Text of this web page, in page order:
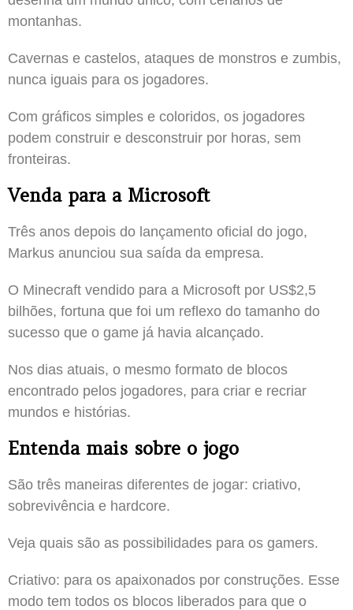
montanhas.
Cavernas e castelos, ataques de monstros e zumbis,
nunca iguais para os jogadores.
Com gráficos simples e coloridos, os jogadores
podem construir e desconstruir por horas, sem
fronteiras.
Venda para a Microsoft
Três anos depois do lançamento oficial do jogo,
Markus anunciou sua saída da empresa.
O Minecraft vendido para a Microsoft por US$2,5
bilhões, fortuna que foi um reflexo do tamanho do
sucesso que o game já havia alcançado.
Nos dias atuais, o mesmo formato de blocos
encontrado pelos jogadores, para criar e recriar
mundos e histórias.
Entenda mais sobre o jogo
São três maneiras diferentes de jogar: criativo,
sobrevivência e hardcore.
Veja quais são as possibilidades para os gamers.
Criativo: para os apaixonados por construções. Esse
modo tem todos os blocos liberados para que o